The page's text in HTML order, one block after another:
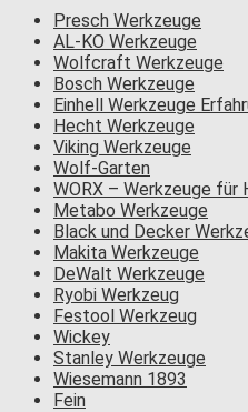
Presch Werkzeuge
AL-KO Werkzeuge
Wolfcraft Werkzeuge
Bosch Werkzeuge
Einhell Werkzeuge
Hecht Werkzeuge
Viking Werkzeuge
Wolf-Garten
WORX – Werkzeuge für
Metabo Werkzeuge
Black und Decker
Makita Werkzeuge
DeWalt Werkzeuge
Ryobi Werkzeug
Festool Werkzeug
Wickey
Stanley Werkzeuge
Wiesemann 1893
Fein